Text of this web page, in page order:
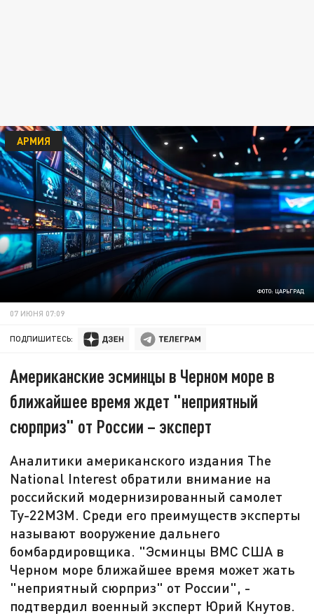
ФОТО: ЦАРЬГРАД
АРМИЯ
07 ИЮНЯ 07:09
ПОДПИШИТЕСЬ:
Американские эсминцы в Черном море в
ближайшее время ждет "неприятный
сюрприз" от России – эксперт
Аналитики американского издания The
National Interest обратили внимание на
российский модернизированный самолет
Ту-22М3М. Среди его преимуществ эксперты
называют вооружение дальнего
бомбардировщика. "Эсминцы ВМС США в
Черном море ближайшее время может жать
"неприятный сюрприз" от России", -
подтвердил военный эксперт Юрий Кнутов.